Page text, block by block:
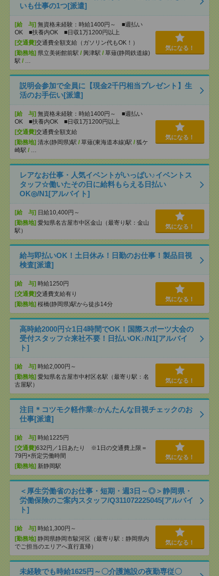
いも仕事の1つ[派遣]
[給 与] 無資格未経験：時給1400円～ ■週払い
OK ■扶養内OK ■日収1万1200円以上
[交通費]交通費全額支給（ガソリン代もOK！）
[勤務地] 県立美術館前駅 / 興津駅 / 草薙(静岡鉄道線)
駅 / …
気になる！
説明会参加で全員に【現金2千円相当プレゼント】生
活のお手伝い[派遣]
[給 与] 無資格未経験：時給1400円～ ■週払い
OK ■扶養内OK ■日収1万1200円以上
[交通費]交通費全額支給
[勤務地] 清水(静岡県)駅 / 草薙(東海道本線)駅 / 狐ケ
崎駅 / …
気になる！
レアなお仕事・人気イベントがいっぱい♪イベントス
タッフ☆働いたその日に給料もらえる日払い
OK◎/N1[アルバイト]
[給 与] 日給10,400円～
[勤務地] 愛知県名古屋市中区金山（最寄り駅：金山
駅）
気になる！
給与即払いOK！土日休み！日勤のお仕事！製品目視
検査[派遣]
[給 与] 時給1250円
[交通費]交通費支給有り
[勤務地] 桜橋(静岡県)駅から徒歩14分
気になる！
高時給2000円☆1日4時間でOK！国際スポーツ大会の
受付スタッフ☆来社不要！日払いOK♪/N1[アルバイ
ト]
[給 与] 時給2,000円～
[勤務地] 愛知県名古屋市中村区名駅（最寄り駅：名
古屋駅）
気になる！
注目＊コツモク軽作業○かんたんな目視チェックのお
仕事[派遣]
[給 与] 時給1225円
[交通費]632円／1日あたり ※1日の交通費上限＝
79円×所定労働時間
[勤務地] 新静岡駅
気になる！
＜厚生労働省のお仕事・短期・週3日～◎＞静岡県・
労働保険のご案内スタッフ/Q311072225045[アルバイ
ト]
[給 与] 時給1,300円～
[勤務地] 静岡県静岡市駿河区（最寄り駅：静岡県内
でご担当のエリアへ直行直帰）
気になる！
未経験でも時給1625円～〇介護施設の夜勤専従〇